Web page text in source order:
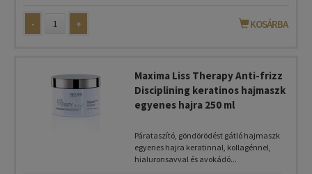
- + KOSÁRBA
Maxima Liss Therapy Anti-frizz
Disciplining keratinos hajmaszk
egyenes hajra 250 ml
Párataszító, göndörödést gátló hajmaszk
egyenes hajra keratinnal, kollagénnel,
hialuronsavval és avokádó...